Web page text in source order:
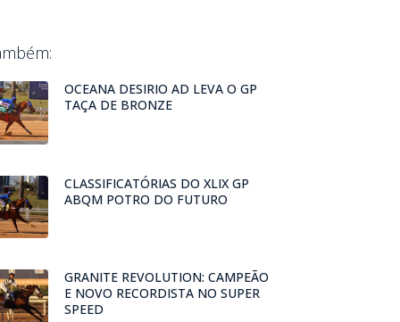
OCEANA DESIRIO AD LEVA O GP
TAÇA DE BRONZE
CLASSIFICATÓRIAS DO XLIX GP
ABQM POTRO DO FUTURO
GRANITE REVOLUTION: CAMPEÃO
E NOVO RECORDISTA NO SUPER
SPEED